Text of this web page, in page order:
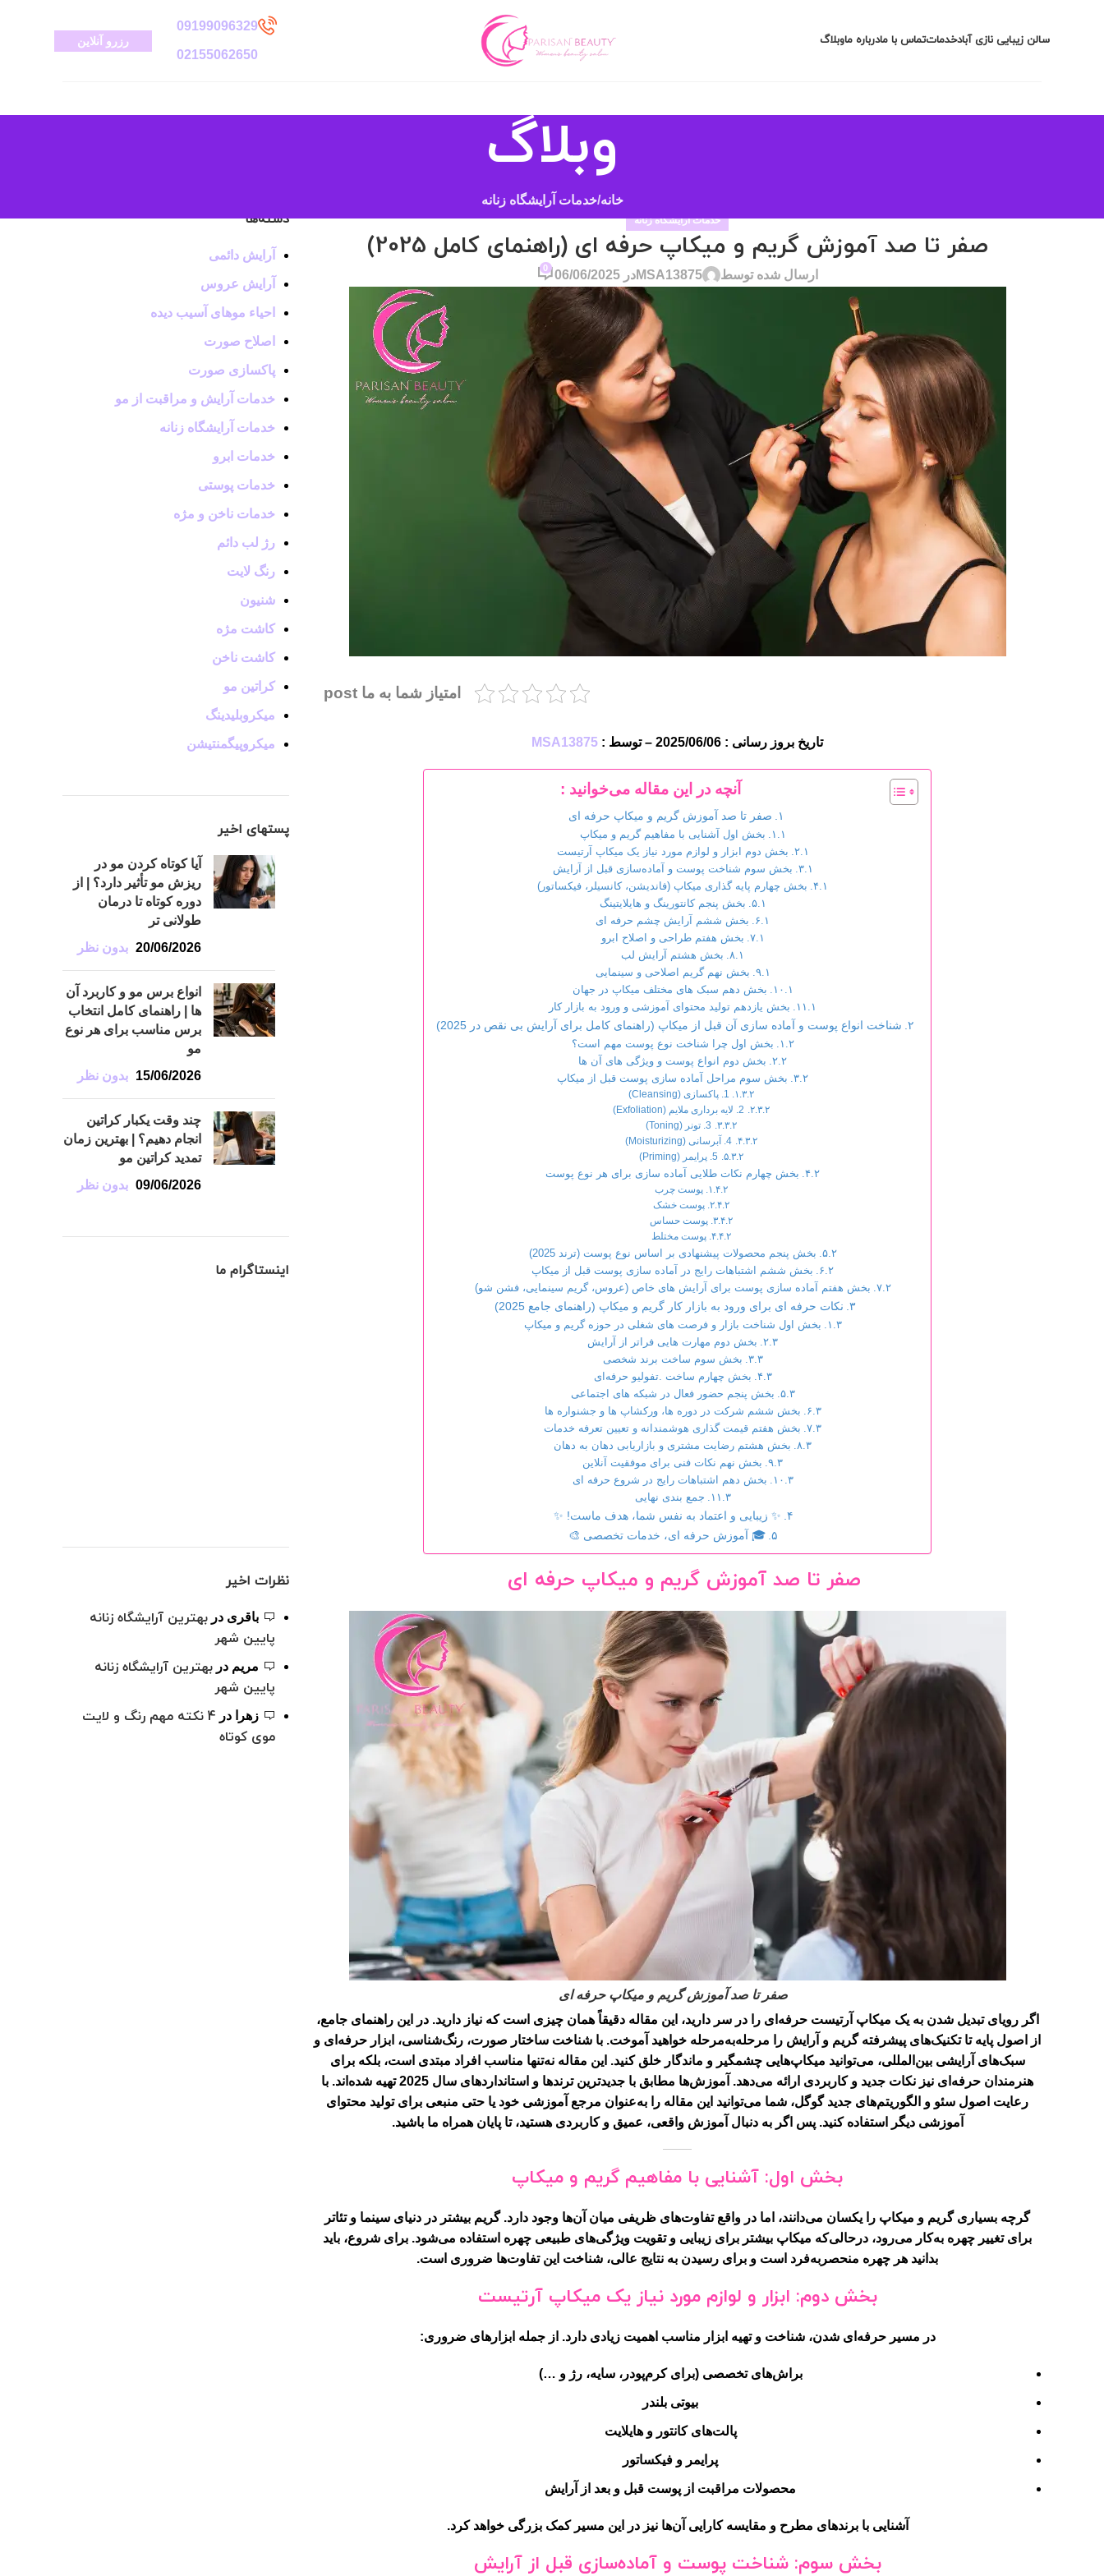
سالن زیبایی نازی آبادخدماتتماس با مادرباره ماوبلاگ
09199096329
02155062650
رزرو آنلاین
وبلاگ
خانه خدمات آرایشگاه زنانه
خدمات آرایشگاه زنانه
صفر تا صد آموزش گریم و میکاپ حرفه ای (راهنمای کامل 2025)
ارسال شده توسط MSA13875در 06/06/2025
0
امتیاز شما به ما post
تاریخ بروز رسانی : 2025/06/06 – توسط : MSA13875
آنچه در این مقاله می‌خوانید :
صفر تا صد آموزش گریم و میکاپ حرفه ای
بخش اول آشنایی با مفاهیم گریم و میکاپ
بخش دوم ابزار و لوازم مورد نیاز یک میکاپ آرتیست
بخش سوم شناخت پوست و آماده‌سازی قبل از آرایش
بخش چهارم پایه گذاری میکاپ (فاندیشن، کانسیلر، فیکساتور)
بخش پنجم کانتورینگ و هایلایتینگ
بخش ششم آرایش چشم حرفه ای
بخش هفتم طراحی و اصلاح ابرو
بخش هشتم آرایش لب
بخش نهم گریم اصلاحی و سینمایی
بخش دهم سبک های مختلف میکاپ در جهان
بخش یازدهم تولید محتوای آموزشی و ورود به بازار کار
شناخت انواع پوست و آماده سازی آن قبل از میکاپ (راهنمای کامل برای آرایش بی نقص در 2025)
بخش اول چرا شناخت نوع پوست مهم است؟
بخش دوم انواع پوست و ویژگی های آن ها
بخش سوم مراحل آماده سازی پوست قبل از میکاپ
1. پاکسازی (Cleansing)
2. لایه برداری ملایم (Exfoliation)
3. تونر (Toning)
4. آبرسانی (Moisturizing)
5. پرایمر (Priming)
بخش چهارم نکات طلایی آماده سازی برای هر نوع پوست
پوست چرب
پوست خشک
پوست حساس
پوست مختلط
بخش پنجم محصولات پیشنهادی بر اساس نوع پوست (ترند 2025)
بخش ششم اشتباهات رایج در آماده سازی پوست قبل از میکاپ
بخش هفتم آماده سازی پوست برای آرایش های خاص (عروس، گریم سینمایی، فشن شو)
نکات حرفه ای برای ورود به بازار کار گریم و میکاپ (راهنمای جامع 2025)
بخش اول شناخت بازار و فرصت های شغلی در حوزه گریم و میکاپ
بخش دوم مهارت هایی فراتر از آرایش
بخش سوم ساخت برند شخصی
بخش چهارم ساخت .تفولیو حرفه‌ای
بخش پنجم حضور فعال در شبکه های اجتماعی
بخش ششم شرکت در دوره ها، ورکشاپ ها و جشنواره ها
بخش هفتم قیمت گذاری هوشمندانه و تعیین تعرفه خدمات
بخش هشتم رضایت مشتری و بازاریابی دهان به دهان
بخش نهم نکات فنی برای موفقیت آنلاین
بخش دهم اشتباهات رایج در شروع حرفه ای
جمع بندی نهایی
✨ زیبایی و اعتماد به نفس شما، هدف ماست! ✨
🎓 آموزش حرفه ای، خدمات تخصصی 🎨
صفر تا صد آموزش گریم و میکاپ حرفه ای
صفر تا صد آموزش گریم و میکاپ حرفه ای
اگر رویای تبدیل شدن به یک میکاپ آرتیست حرفه‌ای را در سر دارید، این مقاله دقیقاً همان چیزی است که نیاز دارید. در این راهنمای جامع،
از اصول پایه تا تکنیک‌های پیشرفته گریم و آرایش را مرحله‌به‌مرحله خواهید آموخت. با شناخت ساختار صورت، رنگ‌شناسی، ابزار حرفه‌ای و
سبک‌های آرایشی بین‌المللی، می‌توانید میکاپ‌هایی چشمگیر و ماندگار خلق کنید. این مقاله نه‌تنها مناسب افراد مبتدی است، بلکه برای
هنرمندان حرفه‌ای نیز نکات جدید و کاربردی ارائه می‌دهد. آموزش‌ها مطابق با جدیدترین ترندها و استانداردهای سال 2025 تهیه شده‌اند. با
رعایت اصول سئو و الگوریتم‌های جدید گوگل، شما می‌توانید این مقاله را به‌عنوان مرجع آموزشی خود یا حتی منبعی برای تولید محتوای
آموزشی دیگر استفاده کنید. پس اگر به دنبال آموزش واقعی، عمیق و کاربردی هستید، تا پایان همراه ما باشید.
بخش اول: آشنایی با مفاهیم گریم و میکاپ
گرچه بسیاری گریم و میکاپ را یکسان می‌دانند، اما در واقع تفاوت‌های ظریفی میان آن‌ها وجود دارد. گریم بیشتر در دنیای سینما و تئاتر
برای تغییر چهره به‌کار می‌رود، درحالی‌که میکاپ بیشتر برای زیبایی و تقویت ویژگی‌های طبیعی چهره استفاده می‌شود. برای شروع، باید
بدانید هر چهره منحصر‌به‌فرد است و برای رسیدن به نتایج عالی، شناخت این تفاوت‌ها ضروری است.
بخش دوم: ابزار و لوازم مورد نیاز یک میکاپ آرتیست
در مسیر حرفه‌ای شدن، شناخت و تهیه ابزار مناسب اهمیت زیادی دارد. از جمله ابزارهای ضروری:
براش‌های تخصصی (برای کرم‌پودر، سایه، رژ و …)
بیوتی بلندر
پالت‌های کانتور و هایلایت
پرایمر و فیکساتور
محصولات مراقبت از پوست قبل و بعد از آرایش
آشنایی با برندهای مطرح و مقایسه کارایی آن‌ها نیز در این مسیر کمک بزرگی خواهد کرد.
بخش سوم: شناخت پوست و آماده‌سازی قبل از آرایش
دسته‌ها
آرایش دائمی
آرایش عروس
احیاء موهای آسیب دیده
اصلاح صورت
پاکسازی صورت
خدمات آرایش و مراقبت از مو
خدمات آرایشگاه زنانه
خدمات ابرو
خدمات پوستی
خدمات ناخن و مژه
رژ لب دائم
رنگ لایت
شنیون
کاشت مژه
کاشت ناخن
کراتین مو
میکروبلیدینگ
میکروپیگمنتیشن
پستهای اخیر
آیا کوتاه کردن مو در
ریزش مو تأثیر دارد؟ | از
دوره کوتاه تا درمان
طولانی تر
20/06/2026 بدون نظر
انواع برس مو و کاربرد آن
ها | راهنمای کامل انتخاب
برس مناسب برای هر نوع
مو
15/06/2026
بدون نظر
چند وقت یکبار کراتین
انجام دهیم؟ | بهترین زمان
تمدید کراتین مو
09/06/2026 بدون نظر
اینستاگرام ما
نظرات اخیر
باقری دربهترین آرایشگاه زنانه
پایین شهر
مریم دربهترین آرایشگاه زنانه
پایین شهر
زهرا در
4 نکته مهم رنگ و لایت
موی کوتاه